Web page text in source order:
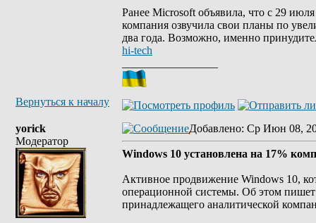
Ранее Microsoft объявила, что с 29
компания озвучила свои планы по
два года. Возможно, именно
hi-tech
Вернуться к началу
yorick
Модератор
Добавлено: Ср Июн 08,
Windows 10 установлена на 17%
Активное продвижение Windows 10,
операционной системы. Об этом пишет
принадлежащего аналитической